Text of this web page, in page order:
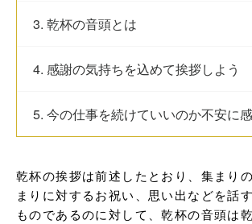
3. 乾杯の音頭とは
4. 感謝の気持ちを込めて挨拶しよう
5. 今の仕事を続けていいのか不安に
乾杯の挨拶は前述したとおり、集まり
まりに対するお祝い、思い出などを話
ものであるのに対して、乾杯の音頭は